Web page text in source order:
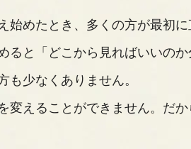
始めたとき、多くの方が最初に
ると「どこから見ればいいの
も少なくありません。
変えることができません。だ